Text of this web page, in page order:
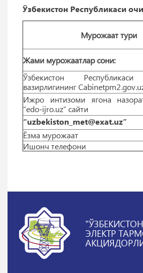
Ўзбекистон Республикаси
Мурожаат тури
Жами мурожаатлар сони:
Ўзбекистон Республикаси
вазирлигининг
Ижро интизоми ягона
“edo-ijro.uz” сайти
“uzbekiston_met@exat.uz”
Ёзма мурожаат
Ишонч телефони
ЭЛЕКТР